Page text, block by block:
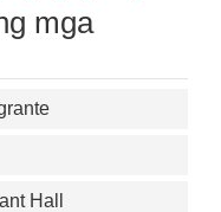
mga
Hall